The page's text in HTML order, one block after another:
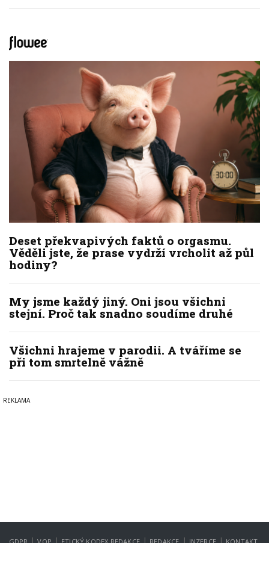
Deset překvapivých faktů o orgasmu.
Věděli jste, že prase vydrží vrcholit až půl
hodiny?
My jsme každý jiný. Oni jsou všichni
stejní. Proč tak snadno soudíme druhé
Všichni hrajeme v parodii. A tváříme se
při tom smrtelně vážně
GDPR | VOP | ETICKÝ KODEX REDAKCE | REDAKCE | INZERCE | KONTAKT